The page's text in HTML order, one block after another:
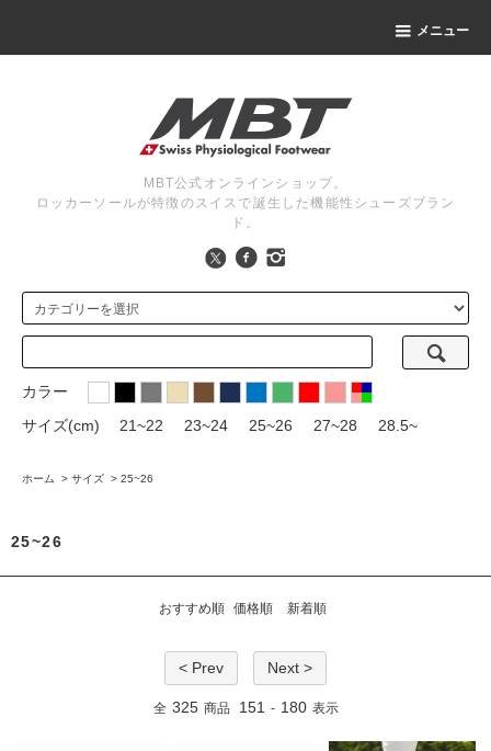
メニュー
MBT公式オンラインショップ。
ロッカーソールが特徴のスイスで誕生した機能性シューズブラン
ド。
カラー
サイズ(cm)
21~22 23~24 25~26 27~28 28.5~
ホーム > サイズ > 25~26
25~26
おすすめ順 価格順 新着順
< Prev Next >
全 325 商品 151 - 180 表示